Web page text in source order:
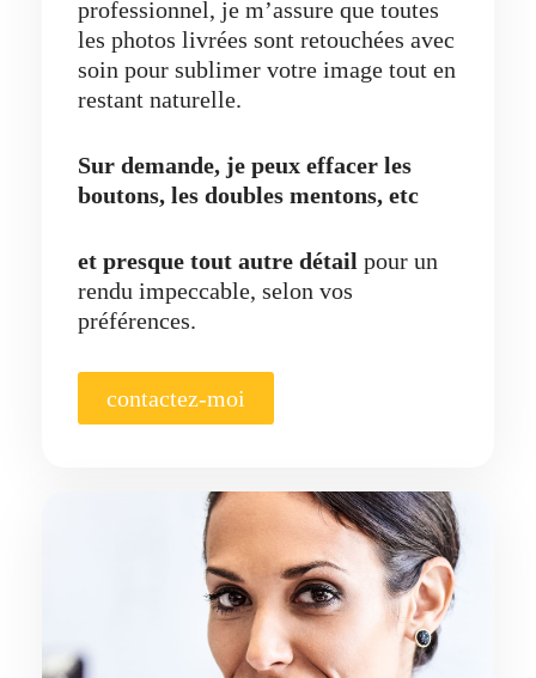
professionnel, je m’assure que toutes
les photos livrées sont retouchées avec
soin pour sublimer votre image tout en
restant naturelle.
Sur demande, je peux effacer les
boutons, les doubles mentons, etc
et presque tout autre détail pour un
rendu impeccable, selon vos
préférences.
contactez-moi